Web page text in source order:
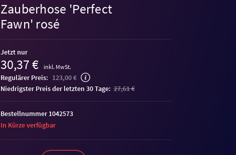
Zauberhose 'Perfect
Fawn' rosé
Jetzt nur
30,37 € inkl. MwSt.
Regulärer Preis: 123,00 €
niedrigster Preis der letzten 30 Tage: 27,61 €
Bestellnummer 1042573
In Kürze verfügbar